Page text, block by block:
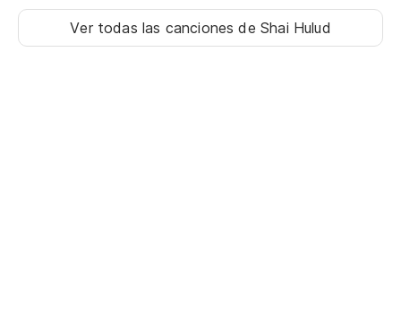
Ver todas las cancionesde Shai Hulud